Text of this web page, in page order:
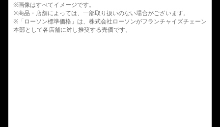
※画像はすべてイメージです。
※商品・店舗によっては、一部取り扱いのない場合がございます。
※「ローソン標準価格」は、株式会社ローソンがフランチャイズチェーン
本部として各店舗に対し推奨する売価です。